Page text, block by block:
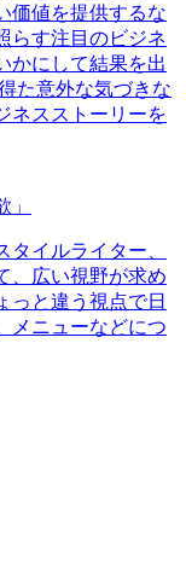
価値を提供するな
らす注目のビジネ
かにして結果を出
た意外な気づきな
ネスストーリーを
イルライター、
、広い視野が求め
っと違う視点で日
メニューなどにつ